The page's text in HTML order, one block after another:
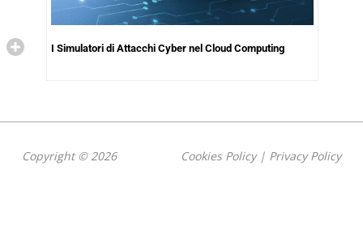
I Simulatori di Attacchi Cyber nel Cloud Computing
Copyright © 2026 Cookies Policy| Privacy Policy